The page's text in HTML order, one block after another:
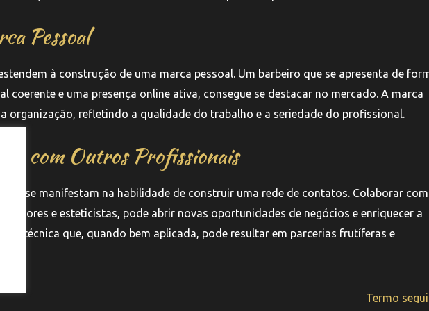
Pessoal
à construção de uma marca pessoal. Um barbeiro que se apresenta de
coerente e uma presença online ativa, consegue se destacar no mercado. A marca
organização, refletindo a qualidade do trabalho e a seriedade do profissional.
com Outros Profissionais
se manifestam na habilidade de construir uma rede de contatos. Colaborar com
e esteticistas, pode abrir novas oportunidades de negócios e enriquecer a
técnica que, quando bem aplicada, pode resultar em parcerias frutíferas e
Termo